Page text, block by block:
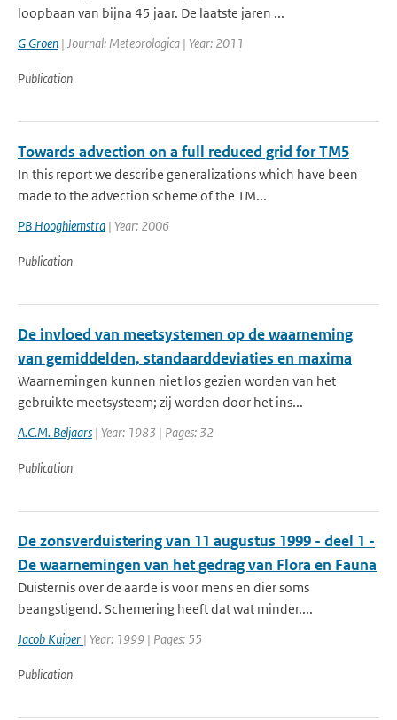
loopbaan van bijna 45 jaar. De laatste jaren ...
G Groen | Journal: Meteorologica | Year: 2011
Publication
Towards advection on a full reduced grid for TM5
In this report we describe generalizations which have been
made to the advection scheme of the TM...
PB Hooghiemstra | Year: 2006
Publication
De invloed van meetsystemen op de waarneming
van gemiddelden, standaarddeviaties en maxima
Waarnemingen kunnen niet los gezien worden van het
gebruikte meetsysteem; zij worden door het ins...
A.C.M. Beljaars | Year: 1983 | Pages: 32
Publication
De zonsverduistering van 11 augustus 1999 - deel 1 -
De waarnemingen van het gedrag van Flora en Fauna
Duisternis over de aarde is voor mens en dier soms
beangstigend. Schemering heeft dat wat minder....
Jacob Kuiper | Year: 1999 | Pages: 55
Publication